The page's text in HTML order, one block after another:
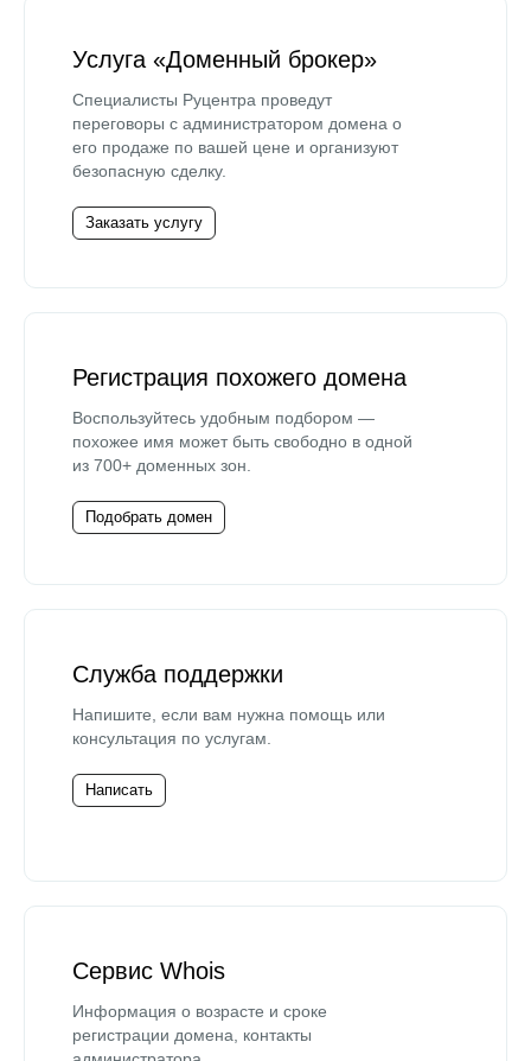
Услуга «Доменный брокер»
Специалисты Руцентра проведут
переговоры с администратором домена о
его продаже по вашей цене и организуют
безопасную сделку.
Заказать услугу
Регистрация похожего домена
Воспользуйтесь удобным подбором —
похожее имя может быть свободно в одной
из 700+ доменных зон.
Подобрать домен
Служба поддержки
Напишите, если вам нужна помощь или
консультация по услугам.
Написать
Сервис Whois
Информация о возрасте и сроке
регистрации домена, контакты